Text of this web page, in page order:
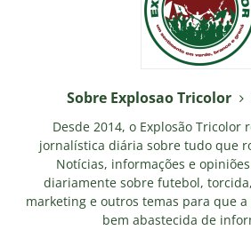
Sobre Explosao Tricolor
Desde 2014, o Explosão Tricolor
jornalística diária sobre tudo que
Notícias, informações e
diariamente sobre futebol,
marketing e outros temas para que
bem abastecida de